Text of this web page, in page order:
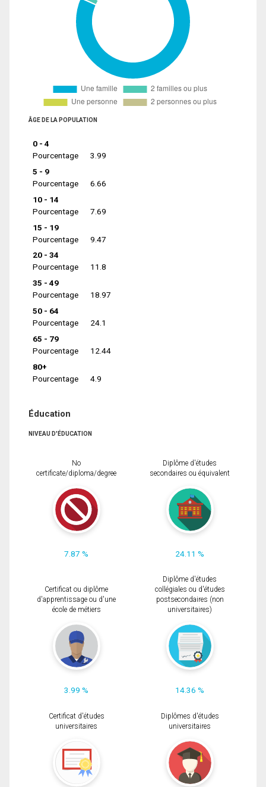
ÂGE DE LA POPULATION
0 - 4
Pourcentage
3.99
5 - 9
Pourcentage
6.66
10 - 14
Pourcentage
7.69
15 - 19
Pourcentage
9.47
20 - 34
Pourcentage
11.8
35 - 49
Pourcentage
18.97
50 - 64
Pourcentage
24.1
65 - 79
Pourcentage
12.44
80+
Pourcentage
4.9
Éducation
NIVEAU D'ÉDUCATION
No
certificate/diploma/degree
7.87 %
Diplôme d'études
secondaires ou équivalent
24.11 %
Certificat ou diplôme
d'apprentissage ou d'une
école de métiers
3.99 %
Diplôme d'études
collégiales ou d'études
postsecondaires (non
universitaires)
14.36 %
Certificat d'études
universitaires
Diplômes d'études
universitaires